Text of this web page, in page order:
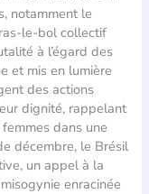
notamment le
le-bol collectif
à l’égard des
et mis en lumière
des actions
dignité, rappelant
dans une
décembre, le Brésil
un appel à la
enracinée